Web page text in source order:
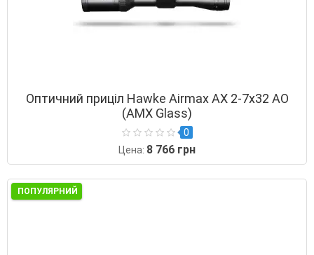
Оптичний приціл Hawke Airmax AX 2-7х32 AO
(AMX Glass)
0
Цена: 8 766 грн
ПОПУЛЯРНИЙ